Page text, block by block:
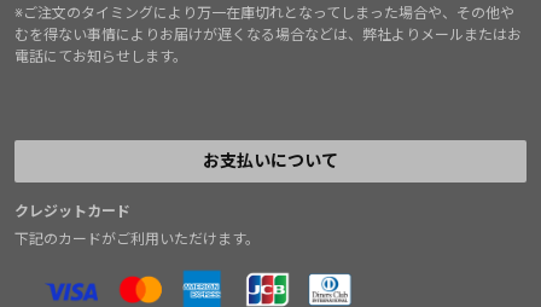
※ご注文のタイミングにより万一在庫切れとなってしまった場合や、その他や
むを得ない事情によりお届けが遅くなる場合などは、弊社よりメールまたはお
電話にてお知らせします。
お支払いについて
クレジットカード
下記のカードがご利用いただけます。